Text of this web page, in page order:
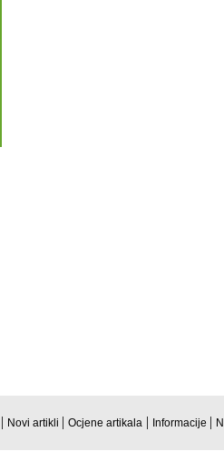
| Novi artikli | Ocjene artikala | Informacije |